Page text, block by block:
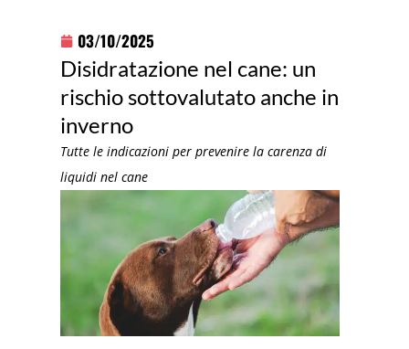
03/10/2025
Disidratazione nel cane: un
rischio sottovalutato anche in
inverno
Tutte le indicazioni per prevenire la carenza di
liquidi nel cane